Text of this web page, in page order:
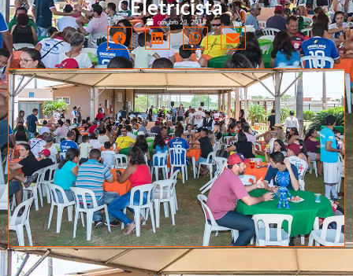
Eletricista
outubro 23, 2018